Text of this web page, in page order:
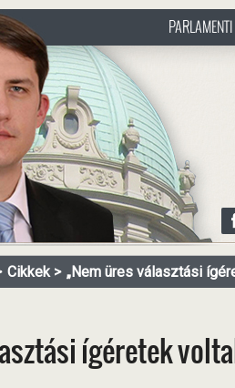
hu
Cikkek „Nem üres választási
ígéretek